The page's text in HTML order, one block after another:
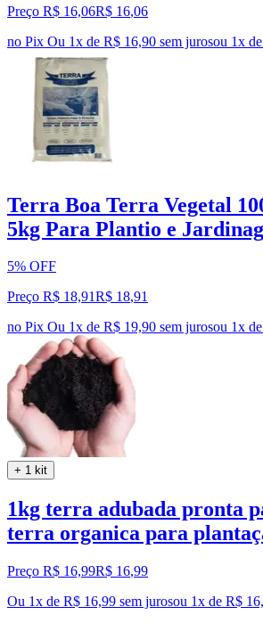
Preço R$ 16,06R$ 16,06
no Pix Ou 1x de R$ 16,90 sem jurosou 1x de
Terra Boa Terra Vegetal
5kg Para Plantio e
5% OFF
Preço R$ 18,91R$ 18,91
no Pix Ou 1x de R$ 19,90 sem jurosou 1x de
+ 1 kit
1kg terra adubada pronta
terra organica para
Preço R$ 16,99R$ 16,99
Ou 1x de R$ 16,99 sem jurosou 1x de R$